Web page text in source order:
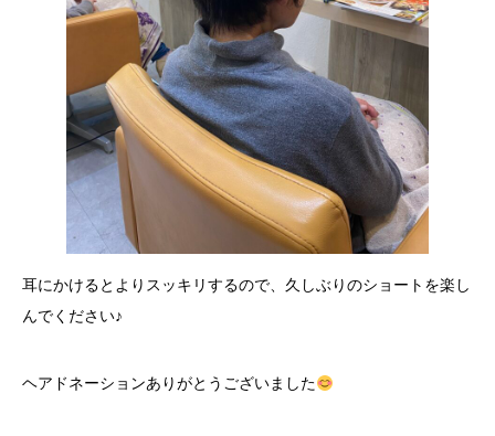
耳にかけるとよりスッキリするので、久しぶりのショートを楽し
んでください♪
ヘアドネーションありがとうございました